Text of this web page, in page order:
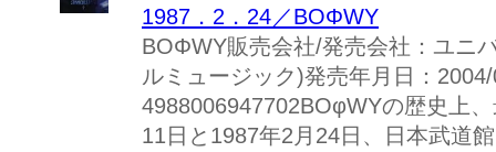
1987．2．24／BOΦWY
BOΦWY販売会社/発売会社：ユニ
ルミュージック)発売年月日：
4988006947702BOφWYの歴史上
11日と1987年2月24日、日本武